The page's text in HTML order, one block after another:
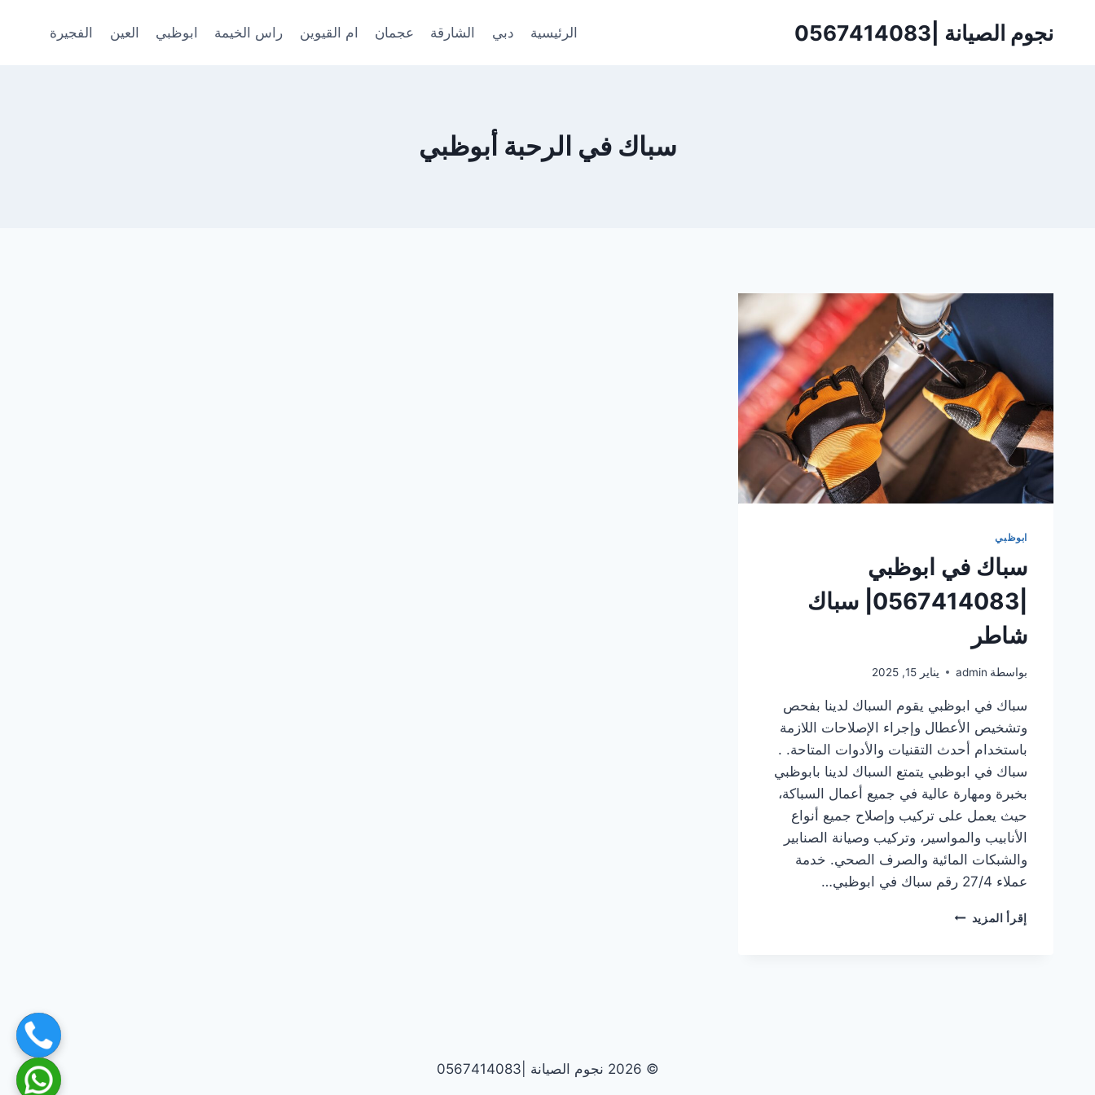
نجوم الصيانة |0567414083 الرئيسية دبي الشارقة عجمان ام القيوين راس الخيمة ابوظبي العين الفجيرة
سباك في الرحبة أبوظبي
ابوظبي
سباك في ابوظبي
|0567414083| سباك
شاطر
بواسطة admin يناير 15, 2025
سباك في ابوظبي يقوم السباك لدينا بفحص
وتشخيص الأعطال وإجراء الإصلاحات اللازمة
باستخدام أحدث التقنيات والأدوات المتاحة. .
سباك في ابوظبي يتمتع السباك لدينا بابوظبي
بخبرة ومهارة عالية في جميع أعمال السباكة،
حيث يعمل على تركيب وإصلاح جميع أنواع
الأنابيب والمواسير، وتركيب وصيانة الصنابير
والشبكات المائية والصرف الصحي. خدمة
عملاء 27/4 رقم سباك في ابوظبي…
إقرأ المزيد سباك
© 2026 نجوم الصيانة |0567414083